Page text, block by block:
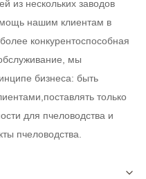
из нескольких заводов
нашим клиентам в
конкурентоспособная
мы
бизнеса: быть
только
для пчеловодства и
пчеловодства.